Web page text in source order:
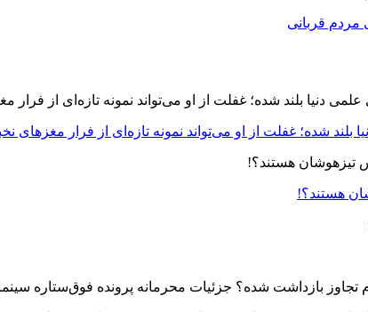
مردم قربانی
شده؛ غفلت از او می‌تواند نمونه تازه‌ای از فرار مغزهای
هستند؟!